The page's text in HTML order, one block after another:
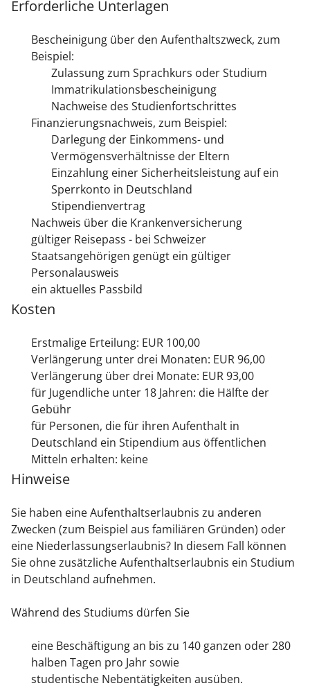
Erforderliche Unterlagen
Bescheinigung über den Aufenthaltszweck, zum
Beispiel:
Zulassung zum Sprachkurs oder Studium
Immatrikulationsbescheinigung
Nachweise des Studienfortschrittes
Finanzierungsnachweis, zum Beispiel:
Darlegung der Einkommens- und
Vermögensverhältnisse der Eltern
Einzahlung einer Sicherheitsleistung auf ein
Sperrkonto in Deutschland
Stipendienvertrag
Nachweis über die Krankenversicherung
gültiger Reisepass - bei Schweizer
Staatsangehörigen genügt ein gültiger
Personalausweis
ein aktuelles Passbild
Kosten
Erstmalige Erteilung: EUR 100,00
Verlängerung unter drei Monaten: EUR 96,00
Verlängerung über drei Monate: EUR 93,00
für Jugendliche unter 18 Jahren: die Hälfte der
Gebühr
für Personen, die für ihren Aufenthalt in
Deutschland ein Stipendium aus öffentlichen
Mitteln erhalten: keine
Hinweise
Sie haben eine Aufenthaltserlaubnis zu anderen
Zwecken (zum Beispiel aus familiären Gründen) oder
eine Niederlassungserlaubnis? In diesem Fall können
Sie ohne zusätzliche Aufenthaltserlaubnis ein Studium
in Deutschland aufnehmen.
Während des Studiums dürfen Sie
eine Beschäftigung an bis zu 140 ganzen oder 280
halben Tagen pro Jahr sowie
studentische Nebentätigkeiten ausüben.